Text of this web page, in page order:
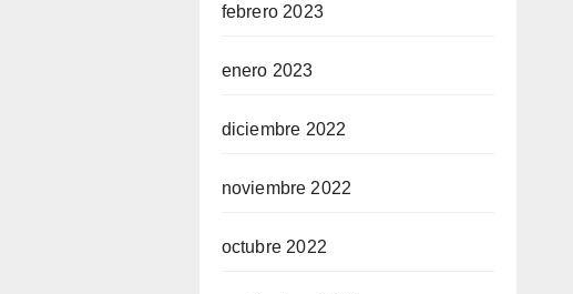
febrero 2023
enero 2023
diciembre 2022
noviembre 2022
octubre 2022